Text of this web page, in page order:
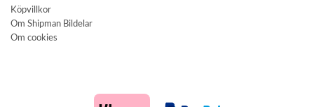
Köpvillkor
Om Shipman Bildelar
Om cookies